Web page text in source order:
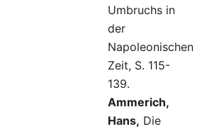
Umbruchs in
der
Napoleonischen
Zeit, S. 115-
139.
Ammerich,
Hans, Die